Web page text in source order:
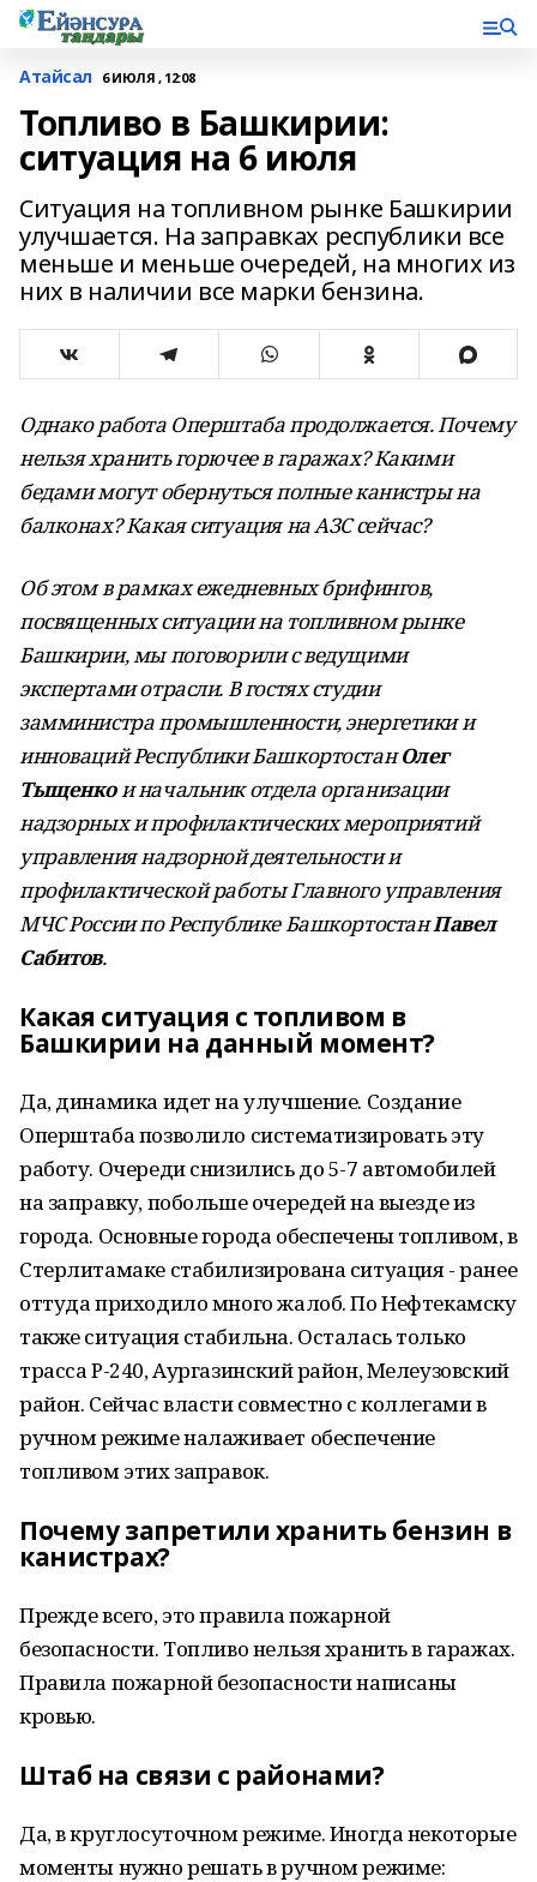
Атайсал 6 ИЮЛЯ , 12:08
Топливо в Башкирии:
ситуация на 6 июля
Ситуация на топливном рынке Башкирии
улучшается. На заправках республики все
меньше и меньше очередей, на многих из
них в наличии все марки бензина.
Однако работа Оперштаба продолжается. Почему
нельзя хранить горючее в гаражах? Какими
бедами могут обернуться полные канистры на
балконах? Какая ситуация на АЗС сейчас?
Об этом в рамках ежедневных брифингов,
посвященных ситуации на топливном рынке
Башкирии, мы поговорили с ведущими
экспертами отрасли. В гостях студии
замминистра промышленности, энергетики и
инноваций Республики БашкортостанОлег
Тыщенкои начальник отдела организации
надзорных и профилактических мероприятий
управления надзорной деятельности и
профилактической работы Главного управления
МЧС России по Республике БашкортостанПавел
Сабитов.
Какая ситуация с топливом в
Башкирии на данный момент?
Да, динамика идет на улучшение. Создание
Оперштаба позволило систематизировать эту
работу. Очереди снизились до 5-7 автомобилей
на заправку, побольше очередей на выезде из
города. Основные города обеспечены топливом, в
Стерлитамаке стабилизирована ситуация - ранее
оттуда приходило много жалоб. По Нефтекамску
также ситуация стабильна. Осталась только
трасса Р-240, Аургазинский район, Мелеузовский
район. Сейчас власти совместно с коллегами в
ручном режиме налаживает обеспечение
топливом этих заправок.
Почему запретили хранить бензин в
канистрах?
Прежде всего, это правила пожарной
безопасности. Топливо нельзя хранить в гаражах.
Правила пожарной безопасности написаны
кровью.
Штаб на связи с районами?
Да, в круглосуточном режиме. Иногда некоторые
моменты нужно решать в ручном режиме: